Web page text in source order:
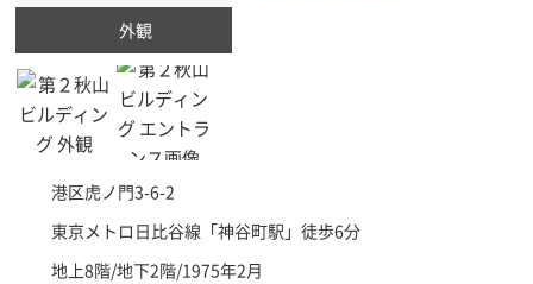
外観
港区虎ノ門3-6-2
東京メトロ日比谷線「神谷町駅 」徒歩6分
地上8階/地下2階/1975年2月